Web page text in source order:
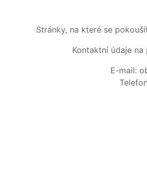
Stránky, na které se
Kontaktní údaje
E-mail: